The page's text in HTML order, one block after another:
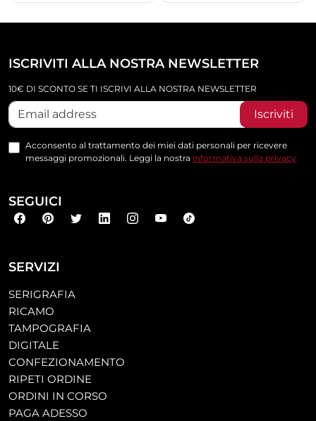
SERVIZI
SERIGRAFIA
RICAMO
TAMPOGRAFIA
DIGITALE
CONFEZIONAMENTO
RIPETI ORDINE
ORDINI IN CORSO
PAGA ADESSO
ISCRIVITI ALLA NOSTRA NEWSLETTER
10€ DI SCONTO SE TI ISCRIVI ALLA NOSTRA NEWSLETTER
Iscriviti
Acconsento al trattamento dei miei dati personali per ricevere
messaggi promozionali. Leggi la nostra informativa sulla privacy
SEGUICI